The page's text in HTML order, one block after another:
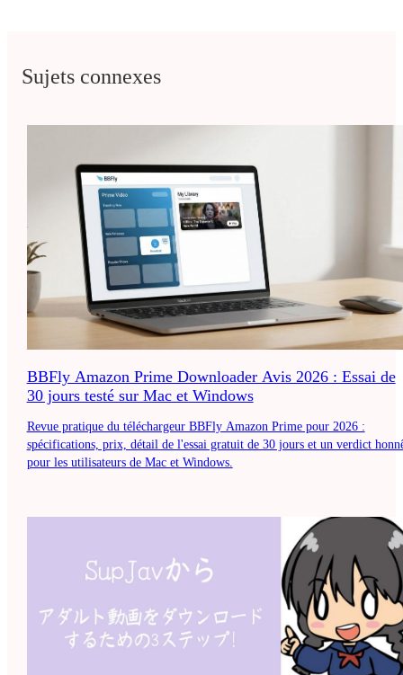
Sujets connexes
BBFly Amazon Prime Downloader Avis 2026 : Essai de
30 jours testé sur Mac et Windows
Revue pratique du téléchargeur BBFly Amazon Prime pour 2026 :
spécifications, prix, détail de l'essai gratuit de 30 jours et un verdict
pour les utilisateurs de Mac et Windows.